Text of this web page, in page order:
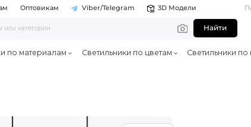
Оптовикам Viber/Telegram 3D Модели
Найти
по материалам Светильники по цветам Светильники по